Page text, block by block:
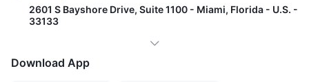
2601 S Bayshore Drive, Suite 1100 - Miami, Florida - U.S. -
33133
Download App